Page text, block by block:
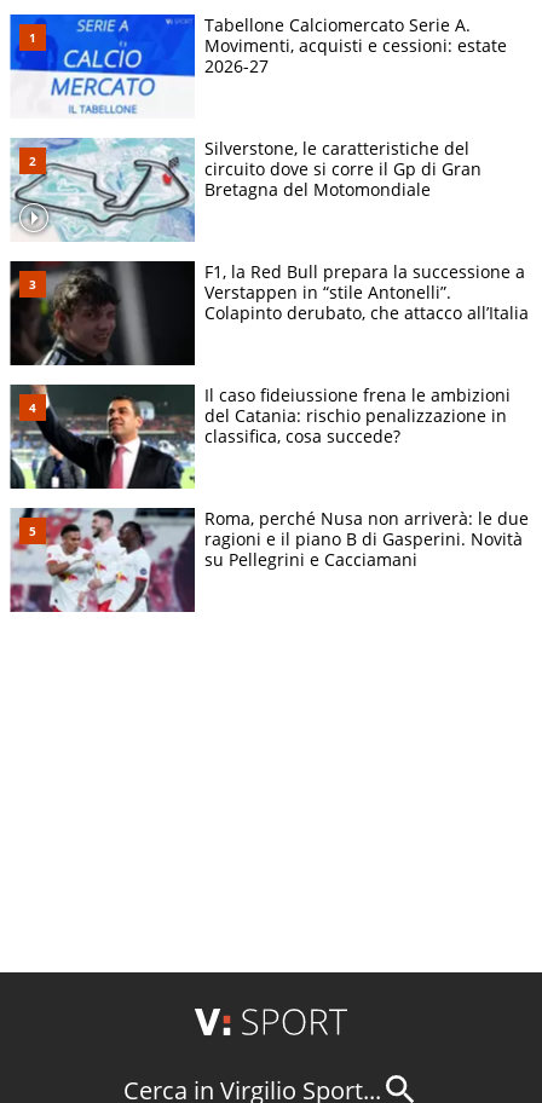
Tabellone Calciomercato Serie A.
Movimenti, acquisti e cessioni: estate
2026-27
Silverstone, le caratteristiche del
circuito dove si corre il Gp di Gran
Bretagna del Motomondiale
F1, la Red Bull prepara la successione a
Verstappen in “stile Antonelli”.
Colapinto derubato, che attacco all’Italia
Il caso fideiussione frena le ambizioni
del Catania: rischio penalizzazione in
classifica, cosa succede?
Roma, perché Nusa non arriverà: le due
ragioni e il piano B di Gasperini. Novità
su Pellegrini e Cacciamani
Cerca in Virgilio Sport...